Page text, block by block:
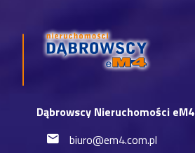
Dąbrowscy Nieruchomości eM4
biuro@em4.com.pl